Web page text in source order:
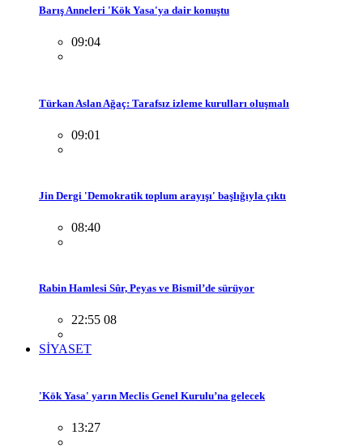
Barış Anneleri 'Kök Yasa'ya dair konuştu
09:04
Türkan Aslan Ağaç: Tarafsız izleme kurulları oluşmalı
09:01
Jin Dergi 'Demokratik toplum arayışı' başlığıyla çıktı
08:40
Rabin Hamlesi Sûr, Peyas ve Bismil’de sürüyor
22:55 08
SİYASET
'Kök Yasa' yarın Meclis Genel Kurulu’na gelecek
13:27